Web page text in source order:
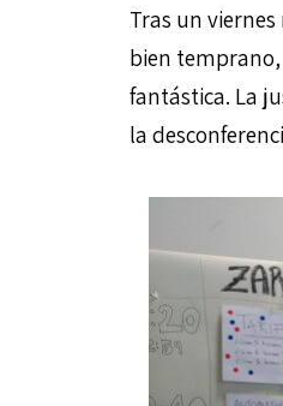
Tras un
bien
fantástica. La
la